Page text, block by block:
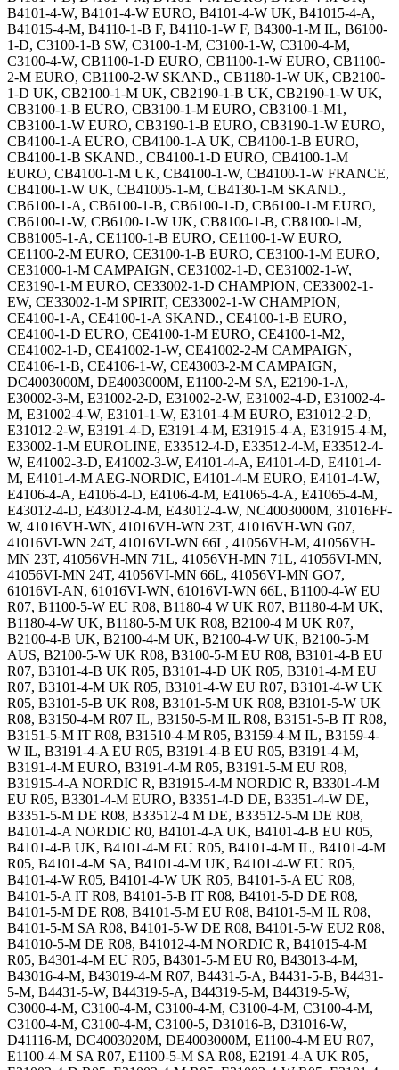
B4101-4-W, B4101-4-W EURO, B4101-4-W UK, B41015-4-A,
B41015-4-M, B4110-1-B F, B4110-1-W F, B4300-1-M IL, B6100-
1-D, C3100-1-B SW, C3100-1-M, C3100-1-W, C3100-4-M,
C3100-4-W, CB1100-1-D EURO, CB1100-1-W EURO, CB1100-
2-M EURO, CB1100-2-W SKAND., CB1180-1-W UK, CB2100-
1-D UK, CB2100-1-M UK, CB2190-1-B UK, CB2190-1-W UK,
CB3100-1-B EURO, CB3100-1-M EURO, CB3100-1-M1,
CB3100-1-W EURO, CB3190-1-B EURO, CB3190-1-W EURO,
CB4100-1-A EURO, CB4100-1-A UK, CB4100-1-B EURO,
CB4100-1-B SKAND., CB4100-1-D EURO, CB4100-1-M
EURO, CB4100-1-M UK, CB4100-1-W, CB4100-1-W FRANCE,
CB4100-1-W UK, CB41005-1-M, CB4130-1-M SKAND.,
CB6100-1-A, CB6100-1-B, CB6100-1-D, CB6100-1-M EURO,
CB6100-1-W, CB6100-1-W UK, CB8100-1-B, CB8100-1-M,
CB81005-1-A, CE1100-1-B EURO, CE1100-1-W EURO,
CE1100-2-M EURO, CE3100-1-B EURO, CE3100-1-M EURO,
CE31000-1-M CAMPAIGN, CE31002-1-D, CE31002-1-W,
CE3190-1-M EURO, CE33002-1-D CHAMPION, CE33002-1-
EW, CE33002-1-M SPIRIT, CE33002-1-W CHAMPION,
CE4100-1-A, CE4100-1-A SKAND., CE4100-1-B EURO,
CE4100-1-D EURO, CE4100-1-M EURO, CE4100-1-M2,
CE41002-1-D, CE41002-1-W, CE41002-2-M CAMPAIGN,
CE4106-1-B, CE4106-1-W, CE43003-2-M CAMPAIGN,
DC4003000M, DE4003000M, E1100-2-M SA, E2190-1-A,
E30002-3-M, E31002-2-D, E31002-2-W, E31002-4-D, E31002-4-
M, E31002-4-W, E3101-1-W, E3101-4-M EURO, E31012-2-D,
E31012-2-W, E3191-4-D, E3191-4-M, E31915-4-A, E31915-4-M,
E33002-1-M EUROLINE, E33512-4-D, E33512-4-M, E33512-4-
W, E41002-3-D, E41002-3-W, E4101-4-A, E4101-4-D, E4101-4-
M, E4101-4-M AEG-NORDIC, E4101-4-M EURO, E4101-4-W,
E4106-4-A, E4106-4-D, E4106-4-M, E41065-4-A, E41065-4-M,
E43012-4-D, E43012-4-M, E43012-4-W, NC4003000M, 31016FF-
W, 41016VH-WN, 41016VH-WN 23T, 41016VH-WN G07,
41016VI-WN 24T, 41016VI-WN 66L, 41056VH-M, 41056VH-
MN 23T, 41056VH-MN 71L, 41056VH-MN 71L, 41056VI-MN,
41056VI-MN 24T, 41056VI-MN 66L, 41056VI-MN GO7,
61016VI-AN, 61016VI-WN, 61016VI-WN 66L, B1100-4-W EU
R07, B1100-5-W EU R08, B1180-4 W UK R07, B1180-4-M UK,
B1180-4-W UK, B1180-5-M UK R08, B2100-4 M UK R07,
B2100-4-B UK, B2100-4-M UK, B2100-4-W UK, B2100-5-M
AUS, B2100-5-W UK R08, B3100-5-M EU R08, B3101-4-B EU
R07, B3101-4-B UK R05, B3101-4-D UK R05, B3101-4-M EU
R07, B3101-4-M UK R05, B3101-4-W EU R07, B3101-4-W UK
R05, B3101-5-B UK R08, B3101-5-M UK R08, B3101-5-W UK
R08, B3150-4-M R07 IL, B3150-5-M IL R08, B3151-5-B IT R08,
B3151-5-M IT R08, B31510-4-M R05, B3159-4-M IL, B3159-4-
W IL, B3191-4-A EU R05, B3191-4-B EU R05, B3191-4-M,
B3191-4-M EURO, B3191-4-M R05, B3191-5-M EU R08,
B31915-4-A NORDIC R, B31915-4-M NORDIC R, B3301-4-M
EU R05, B3301-4-M EURO, B3351-4-D DE, B3351-4-W DE,
B3351-5-M DE R08, B33512-4 M DE, B33512-5-M DE R08,
B4101-4-A NORDIC R0, B4101-4-A UK, B4101-4-B EU R05,
B4101-4-B UK, B4101-4-M EU R05, B4101-4-M IL, B4101-4-M
R05, B4101-4-M SA, B4101-4-M UK, B4101-4-W EU R05,
B4101-4-W R05, B4101-4-W UK R05, B4101-5-A EU R08,
B4101-5-A IT R08, B4101-5-B IT R08, B4101-5-D DE R08,
B4101-5-M DE R08, B4101-5-M EU R08, B4101-5-M IL R08,
B4101-5-M SA R08, B4101-5-W DE R08, B4101-5-W EU2 R08,
B41010-5-M DE R08, B41012-4-M NORDIC R, B41015-4-M
R05, B4301-4-M EU R05, B4301-5-M EU R0, B43013-4-M,
B43016-4-M, B43019-4-M R07, B4431-5-A, B4431-5-B, B4431-
5-M, B4431-5-W, B44319-5-A, B44319-5-M, B44319-5-W,
C3000-4-M, C3100-4-M, C3100-4-M, C3100-4-M, C3100-4-M,
C3100-4-M, C3100-4-M, C3100-5, D31016-B, D31016-W,
D41116-M, DC4003020M, DE4003000M, E1100-4-M EU R07,
E1100-4-M SA R07, E1100-5-M SA R08, E2191-4-A UK R05,